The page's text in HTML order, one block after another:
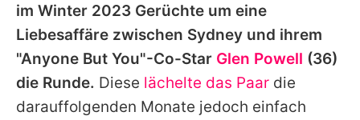
im Winter 2023 Gerüchte um eine
Liebesaffäre zwischen Sydney und ihrem
"Anyone But You"-Co-Star Glen Powell (36)
die Runde. Diese lächelte das Paar die
darauffolgenden Monate jedoch einfach